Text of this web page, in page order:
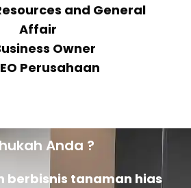
and General
Affair
Owner
Perusahaan
Anda ?
berbisnis tanaman hias